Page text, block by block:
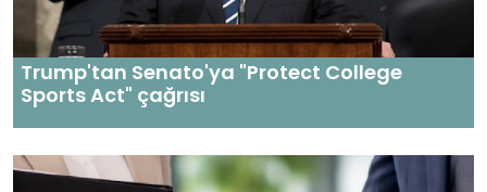
Trump'tan Senato'ya "Protect College
Sports Act" çağrısı